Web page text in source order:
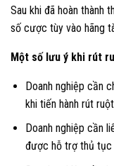
Sau khi đã hoàn thành
số cược tùy vào hãng
Một số lưu ý khi rút
Doanh nghiệp cần
khi tiến hành rút
Doanh nghiệp cần
được hỗ trợ thủ tục